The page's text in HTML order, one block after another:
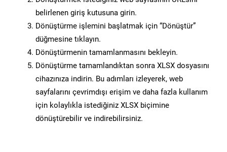
belirlenen giriş kutusuna girin.
Dönüştürme işlemini başlatmak için “Dönüştür”
düğmesine tıklayın.
Dönüştürmenin tamamlanmasını bekleyin.
Dönüştürme tamamlandıktan sonra XLSX dosyasını
cihazınıza indirin. Bu adımları izleyerek, web
sayfalarını çevrimdışı erişim ve daha fazla kullanım
için kolaylıkla istediğiniz XLSX biçimine
dönüştürebilir ve indirebilirsiniz.